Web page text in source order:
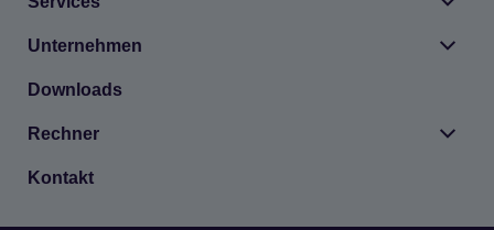
Unter­neh­men
Dow­n­loads
Rech­ner
Kon­takt